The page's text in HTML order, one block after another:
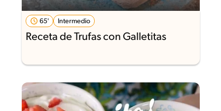
65' Intermedio
Receta de Trufas con Galletitas